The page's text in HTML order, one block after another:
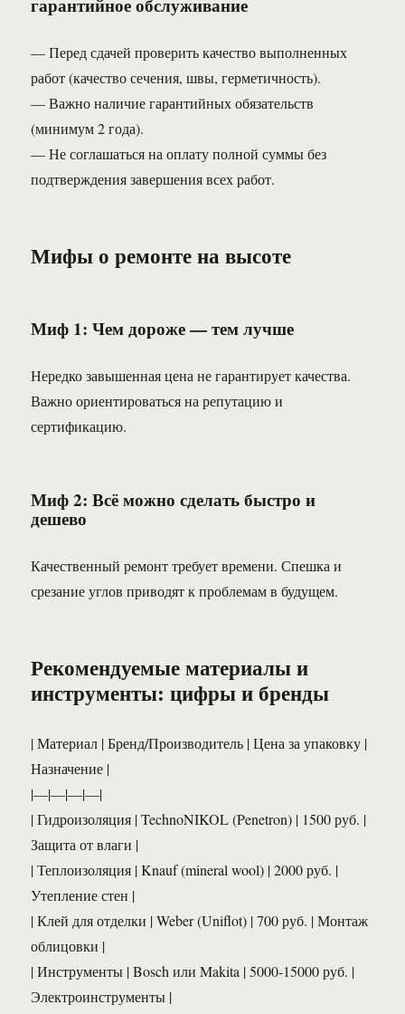
гарантийное обслуживание
— Перед сдачей проверить качество выполненных
работ (качество сечения, швы, герметичность).
— Важно наличие гарантийных обязательств
(минимум 2 года).
— Не соглашаться на оплату полной суммы без
подтверждения завершения всех работ.
Мифы о ремонте на высоте
Миф 1: Чем дороже — тем лучше
Нередко завышенная цена не гарантирует качества.
Важно ориентироваться на репутацию и
сертификацию.
Миф 2: Всё можно сделать быстро и
дешево
Качественный ремонт требует времени. Спешка и
срезание углов приводят к проблемам в будущем.
Рекомендуемые материалы и
инструменты: цифры и бренды
| Материал | Бренд/Производитель | Цена за упаковку |
Назначение |
|—|—|—|—|
| Гидроизоляция | TechnoNIKOL (Penetron) | 1500 руб. |
Защита от влаги |
| Теплоизоляция | Knauf (mineral wool) | 2000 руб. |
Утепление стен |
| Клей для отделки | Weber (Uniflot) | 700 руб. | Монтаж
облицовки |
| Инструменты | Bosch или Makita | 5000-15000 руб. |
Электроинструменты |